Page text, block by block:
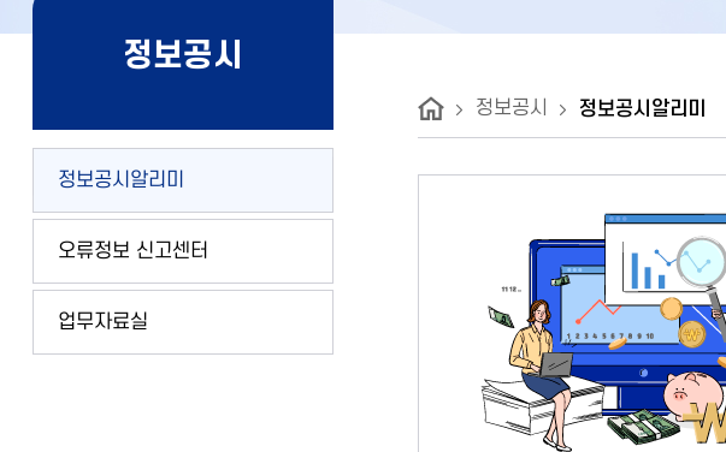
정보공시
왼쪽메뉴
정보공시알리미
오류정보 신고센터
업무자료실
정보공시 정보공시알리미